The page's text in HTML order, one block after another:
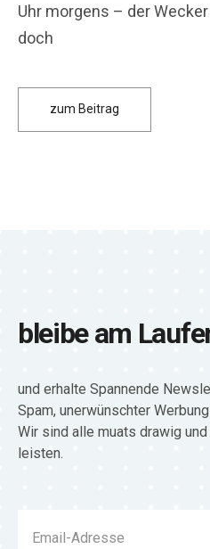
Uhr morgens – der
doch
zum Beitrag
bleibe am
und erhalte Spannende
Spam, unerwünschter
Wir sind alle muats drawig
leisten.